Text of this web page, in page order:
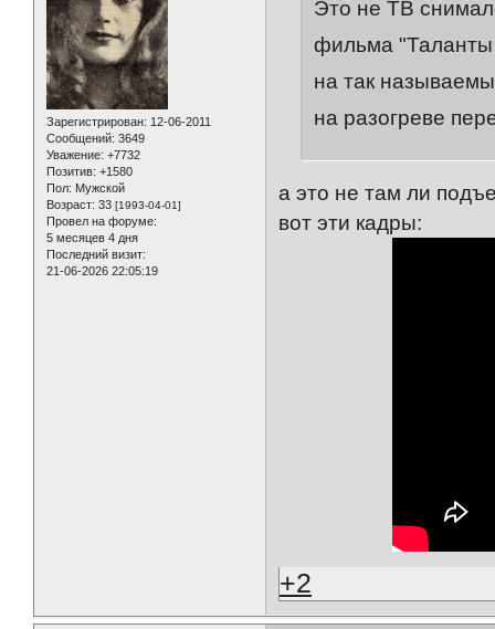
Зарегистрирован: 12-06-2011
Сообщений: 3649
Уважение: +7732
Позитив: +1580
Пол: Мужской
Возраст: 33 [1993-04-01]
Провел на форуме:
5 месяцев 4 дня
Последний визит:
21-06-2026 22:05:19
Это не ТВ
фильма "Таланты
на так
на разогреве
а это не там ли
вот эти кадры:
+2